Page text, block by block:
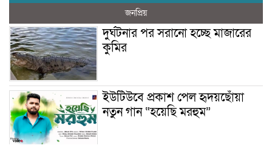
জনপ্রিয়
দুর্ঘটনার পর সরানো হচ্ছে মাজারের
কুমির
ইউটিউবে প্রকাশ পেল হৃদয়ছোঁয়া
নতুন গান “হয়েছি মরহুম”